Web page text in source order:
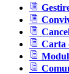
Carta